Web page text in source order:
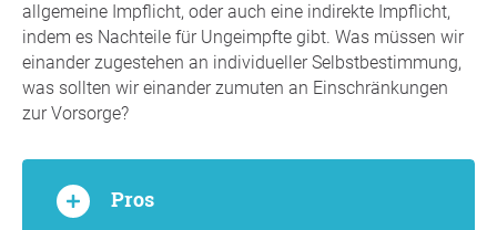
allgemeine Impflicht, oder auch eine indirekte Impflicht,
indem es Nachteile für Ungeimpfte gibt. Was müssen wir
einander zugestehen an individueller Selbstbestimmung,
was sollten wir einander zumuten an Einschränkungen
zur Vorsorge?
Pros